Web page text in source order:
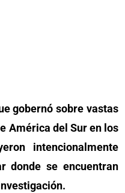
gobernó sobre vastas
América del Sur en los
intencionalmente
donde se encuentran